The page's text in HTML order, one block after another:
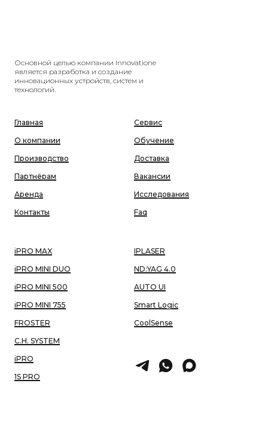
Основной целью компании Innovatione
является разработка и создание
инновационных устройств, систем и
технологий.
Главная
О компании
Производство
Партнёрам
Аренда
Контакты
Сервис
Обучение
Доставка
Вакансии
Исследования
Faq
iPRO MAX
iPRO MINI DUO
iPRO MINI 500
iPRO MINI 755
FROSTER
C.H. SYSTEM
iPRO
1S PRO
IPLASER
ND:YAG 4.0
AUTO UI
Smart Logic
CoolSense